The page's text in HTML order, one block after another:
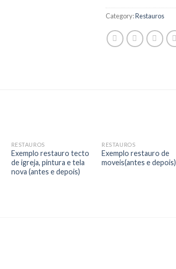
Category:Restauros
Add to
Wishlist
RESTAUROS
Exemplo restauro tecto
de igreja, pintura e tela
nova (antes e depois)
Add to
Wishlist
RESTAUROS
Exemplo restauro de
moveis(antes e depois)